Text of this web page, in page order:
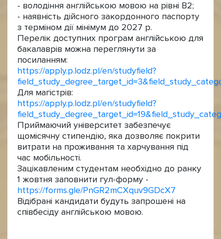
- володіння англійською мовою на рівні В2;
- наявність дійсного закордонного паспорту
з терміном дії мінімум до 2027 р.
Перелік доступних програм англійською для
бакалаврів можна переглянути за
посиланням:
https://apply.p.lodz.pl/en/studyfield?
Для магістрів:
https://apply.p.lodz.pl/en/studyfield?
Приймаючий університет забезпечує
щомісячну стипендію, яка дозволяє покрити
витрати на проживання та харчування під
час мобільності.
Зацікавленим студентам необхідно до ранку
1 жовтня заповнити гул-форму -
https://forms.gle/PnGR2mCXquv9GDcX7
Відібрані кандидати будуть запрошені на
співбесіду англійською мовою.